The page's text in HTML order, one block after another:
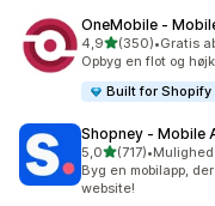
OneMobile ‑
4,9ud af 5 stjerner
(350)
350 anmeldelser i
•Gratis
Opbyg en flot og
Built for Shopify
Shopney ‑ Mobile
5,0ud af 5 stjerner
(717)
717 anmeldelser i alt
•
Byg en mobilapp,
website!